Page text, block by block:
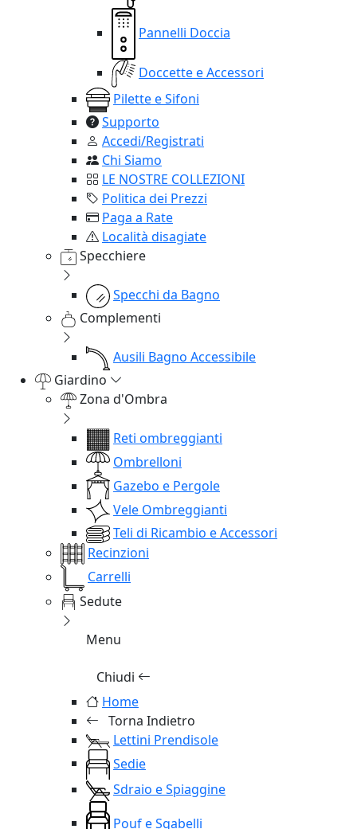
Pannelli Doccia
Doccette e Accessori
Pilette e Sifoni
Supporto
Accedi/Registrati
Chi Siamo
LE NOSTRE COLLEZIONI
Politica dei Prezzi
Paga a Rate
Località disagiate
Specchiere
Specchi da Bagno
Complementi
Ausili Bagno Accessibile
Giardino
Zona d'Ombra
Reti ombreggianti
Ombrelloni
Gazebo e Pergole
Vele Ombreggianti
Teli di Ricambio e Accessori
Recinzioni
Carrelli
Sedute
Menu
Chiudi
Home
Torna Indietro
Lettini Prendisole
Sedie
Sdraio e Spiaggine
Pouf e Sgabelli